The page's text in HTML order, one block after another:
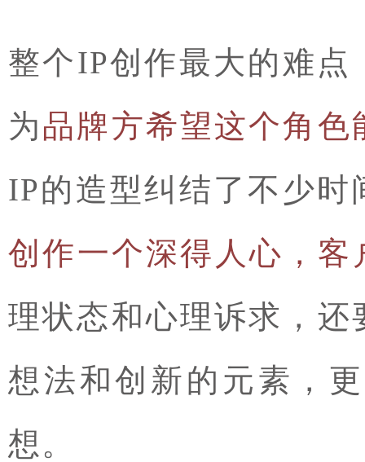
整个IP创作最大的难点
为品牌方希望这个角
IP的造型纠结了不少
创作一个深得人心，客
理状态和心理诉求，
想法和创新的元素，
想。